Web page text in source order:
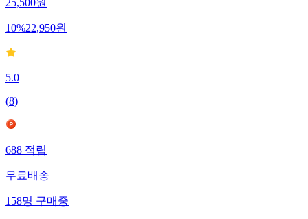
25,500원
10%22,950원
5.0
(8)
688 적립
무료배송
158명 구매중